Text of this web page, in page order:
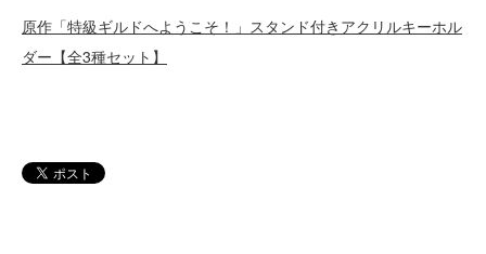
原作「特級ギルドへようこそ！」スタンド付きアクリルキーホル
ダー【全3種セット】